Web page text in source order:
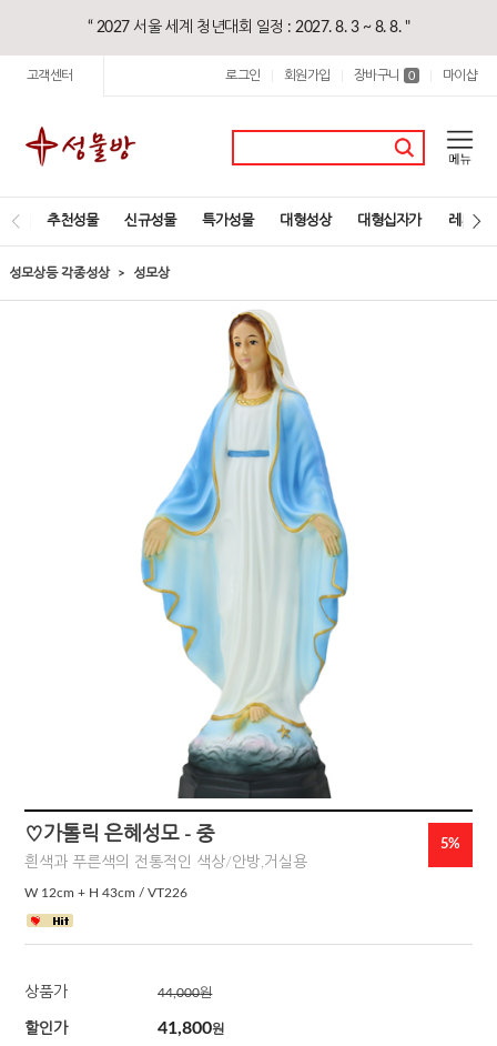
“ 2027 서울 세계 청년대회 일정 : 2027. 8. 3 ~ 8. 8. "
고객센터 로그인 회원가입 장바구니 0 마이샵
추천성물 신규성물 특가성물 대형성상 대형십자가 레지오
성모상등 각종성상 성모상
♡가톨릭 은혜성모 - 중
흰색과 푸른색의 전통적인 색상/안방,거실용
W 12cm + H 43cm / VT226
5%
상품가 44,000원
할인가 41,800원